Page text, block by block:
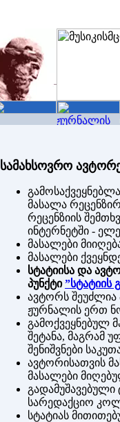
სამახსოვრო
მასალა
რეცენზიის
ინტერნეტში -
მასალები
მასალები
სტატიისა და
პუნქტი”სტატიის
ავტორს შეუძლია
ჟურნალის ერთ
გამოქვეყნებულ
შეტანა, მაგრამ
შენიშვნები
ავტორისათვის
მასალები
გადამუშავებული
სარედაქციო
სტატიას